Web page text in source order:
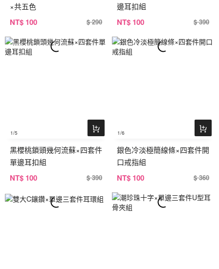
×共五色
NT$ 100 $ 290
邊耳扣組
NT$ 100 $ 390
1/5
黑櫻桃鎖頭幾何流蘇×四套件
單邊耳扣組
NT$ 100 $ 390
1/6
銀色冷淡極簡線條×四套件開
口戒指組
NT$ 100 $ 360